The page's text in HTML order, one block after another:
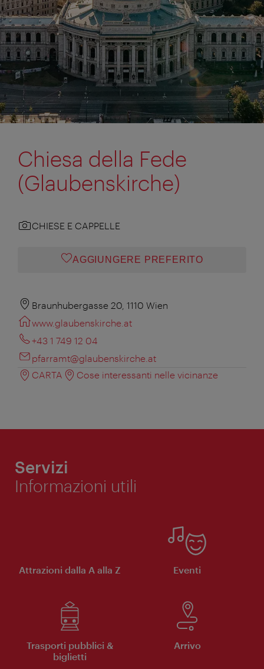
Chiesa della Fede
(Glaubenskirche)
CHIESE E CAPPELLE
AGGIUNGERE PREFERITO
Braunhubergasse 20, 1110 Wien
www.glaubenskirche.at
+43 1 749 12 04
pfarramt@glaubenskirche.at
CARTA
Cose interessanti nelle vicinanze
Servizi
Informazioni utili
Attrazioni dalla A alla Z Eventi
Trasporti pubblici &
biglietti
Arrivo